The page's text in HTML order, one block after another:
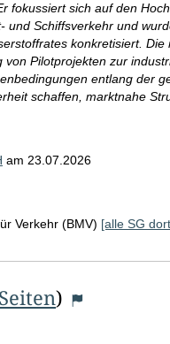
fokussiert sich auf den
Schiffsverkehr und
konkretisiert. Die
Pilotprojekten zur
entlang der
schaffen, marktnahe
am 23.07.2026
Verkehr (BMV) [alle SG
)